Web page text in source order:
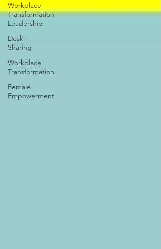
Workplace
Transformation
Leadership
Desk-
Sharing
Workplace
Transformation
Female
Empowerment